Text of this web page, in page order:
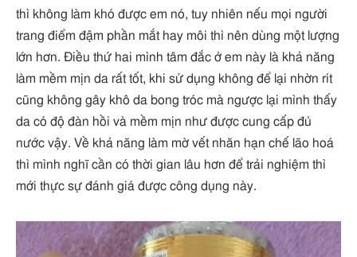
thì không làm khó được em nó, tuy nhiên nếu mọi người
trang điểm đậm phần mắt hay môi thì nên dùng một lượng
lớn hơn. Điều thứ hai mình tâm đắc ở em này là khả năng
làm mềm mịn da rất tốt, khi sử dụng không để lại nhờn rít
cũng không gây khô da bong tróc mà ngược lại mình thấy
da có độ đàn hồi và mềm mịn như được cung cấp đủ
nước vậy. Về khả năng làm mờ vết nhăn hạn chế lão hoá
thì mình nghĩ cần có thời gian lâu hơn để trải nghiệm thì
mới thực sự đánh giá được công dụng này.